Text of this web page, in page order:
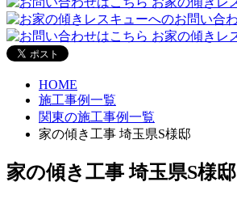
HOME
施工事例一覧
関東の施工事例一覧
家の傾き工事 埼玉県S様邸
家の傾き工事 埼玉県S様邸